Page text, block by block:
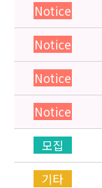
Notice
Notice
Notice
Notice
모집
기타